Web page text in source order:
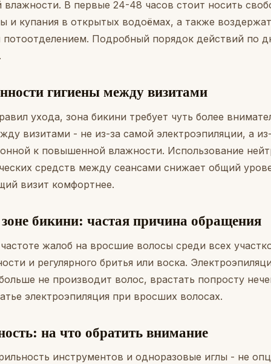
В первые 24-48 часов стоит носить
и купания в открытых водоёмах, а также
Подробный порядок действий по
гигиены между визитами
ухода, зона бикини требует чуть более
визитами - не из-за самой электроэпиляции, а
к повышенной влажности. Использование
средств между сеансами снижает общий
визит комфортнее.
бикини: частая причина обращения
жалоб на вросшие волосы среди всех
и регулярного бритья или воска.
не производит волос, врастать попросту
электроэпиляция при вросших волосах.
на что обратить внимание
инструментов и одноразовые иглы - не